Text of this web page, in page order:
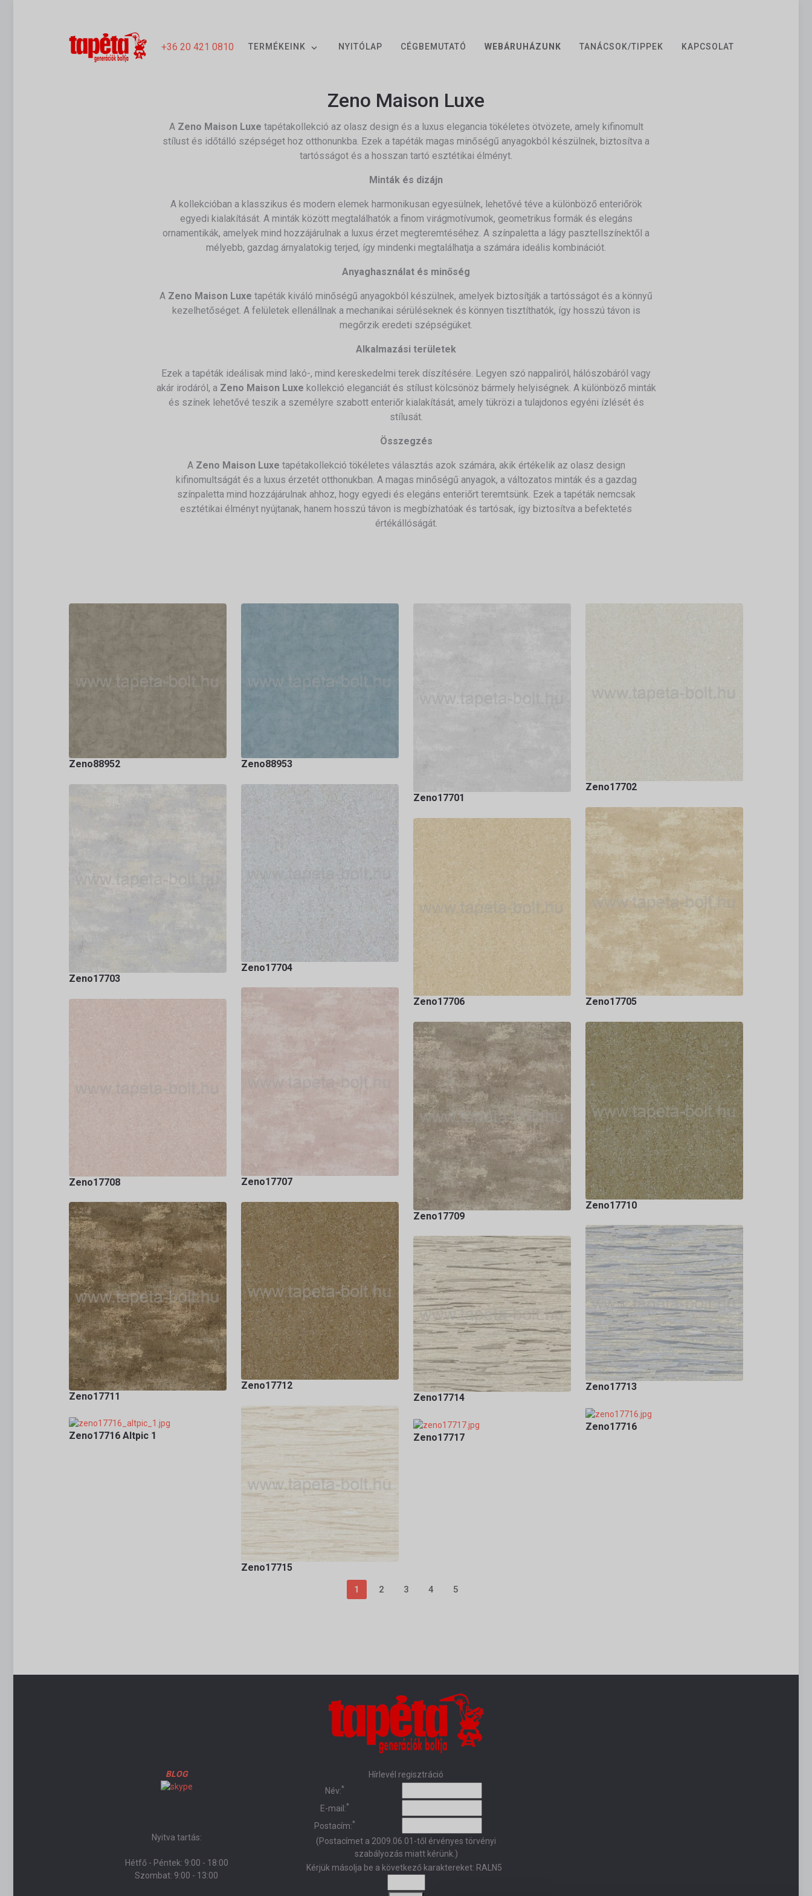
+36 20 421 0810 TERMÉKEINK NYITÓLAP CÉGBEMUTATÓ WEBÁRUHÁZUNK TANÁCSOK/TIPPEK KAPCSOLAT
Zeno Maison Luxe
A Zeno Maison Luxe tapétakollekció az olasz design és a luxus elegancia tökéletes ötvözete, amely kifinomult
stílust és időtálló szépséget hoz otthonunkba. Ezek a tapéták magas minőségű anyagokból készülnek, biztosítva a
tartósságot és a hosszan tartó esztétikai élményt.
Minták és dizájn
A kollekcióban a klasszikus és modern elemek harmonikusan egyesülnek, lehetővé téve a különböző enteriőrök
egyedi kialakítását. A minták között megtalálhatók a finom virágmotívumok, geometrikus formák és elegáns
ornamentikák, amelyek mind hozzájárulnak a luxus érzet megteremtéséhez. A színpaletta a lágy pasztellszínektől a
mélyebb, gazdag árnyalatokig terjed, így mindenki megtalálhatja a számára ideális kombinációt.
Anyaghasználat és minőség
A Zeno Maison Luxe tapéták kiváló minőségű anyagokból készülnek, amelyek biztosítják a tartósságot és a könnyű
kezelhetőséget. A felületek ellenállnak a mechanikai sérüléseknek és könnyen tisztíthatók, így hosszú távon is
megőrzik eredeti szépségüket.
Alkalmazási területek
Ezek a tapéták ideálisak mind lakó-, mind kereskedelmi terek díszítésére. Legyen szó nappaliról, hálószobáról vagy
akár irodáról, a Zeno Maison Luxe kollekció eleganciát és stílust kölcsönöz bármely helyiségnek. A különböző minták
és színek lehetővé teszik a személyre szabott enteriőr kialakítását, amely tükrözi a tulajdonos egyéni ízlését és
stílusát.
Összegzés
A Zeno Maison Luxe tapétakollekció tökéletes választás azok számára, akik értékelik az olasz design
kifinomultságát és a luxus érzetét otthonukban. A magas minőségű anyagok, a változatos minták és a gazdag
színpaletta mind hozzájárulnak ahhoz, hogy egyedi és elegáns enteriőrt teremtsünk. Ezek a tapéták nemcsak
esztétikai élményt nyújtanak, hanem hosszú távon is megbízhatóak és tartósak, így biztosítva a befektetés
értékállóságát.
Zeno88952 Zeno88953
Zeno17701
Zeno17702
Zeno17703
Zeno17704
Zeno17705
Zeno17706
Zeno17707
Zeno17708
Zeno17709
Zeno17710
Zeno17711
Zeno17712
Zeno17713
Zeno17714
Zeno17715
Zeno17716
Zeno17716 Altpic 1 Zeno17717
1 2 3 4 5
BLOG
Nyitva tartás:
Hétfő - Péntek: 9:00 - 18:00
Szombat: 9:00 - 13:00
Hírlevél regisztráció
Név:*
E-mail:*
Postacím:*
(Postacímet a 2009.06.01-től érvényes törvényi
szabályozás miatt kérünk.)
Kérjük másolja be a következő karaktereket: RALN5